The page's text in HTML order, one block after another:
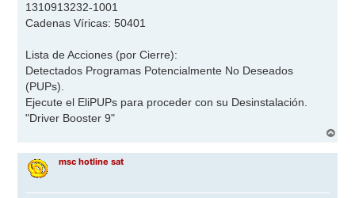
1310913232-1001
Cadenas Víricas: 50401
Lista de Acciones (por Cierre):
Detectados Programas Potencialmente No Deseados
(PUPs).
Ejecute el EliPUPs para proceder con su Desinstalación.
"Driver Booster 9"
r
msc hotline sat